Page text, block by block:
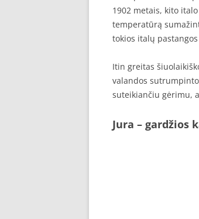
1902 metais, kito
temperatūrą
tokios italų
Itin greitas
valandos
suteikiančiu gėrimu,
Jura – gardžios